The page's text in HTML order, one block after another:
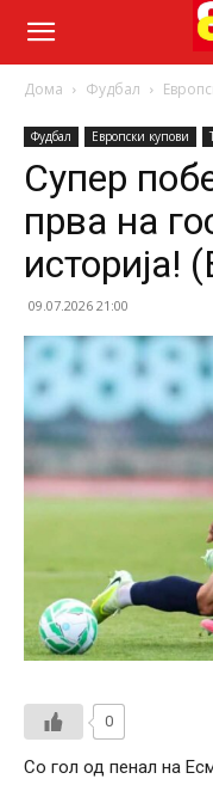
Дома Фудбал
Фудбал Европски купови
Супер
прва на
09.07.2026 21:00
0
Со гол од пенал на